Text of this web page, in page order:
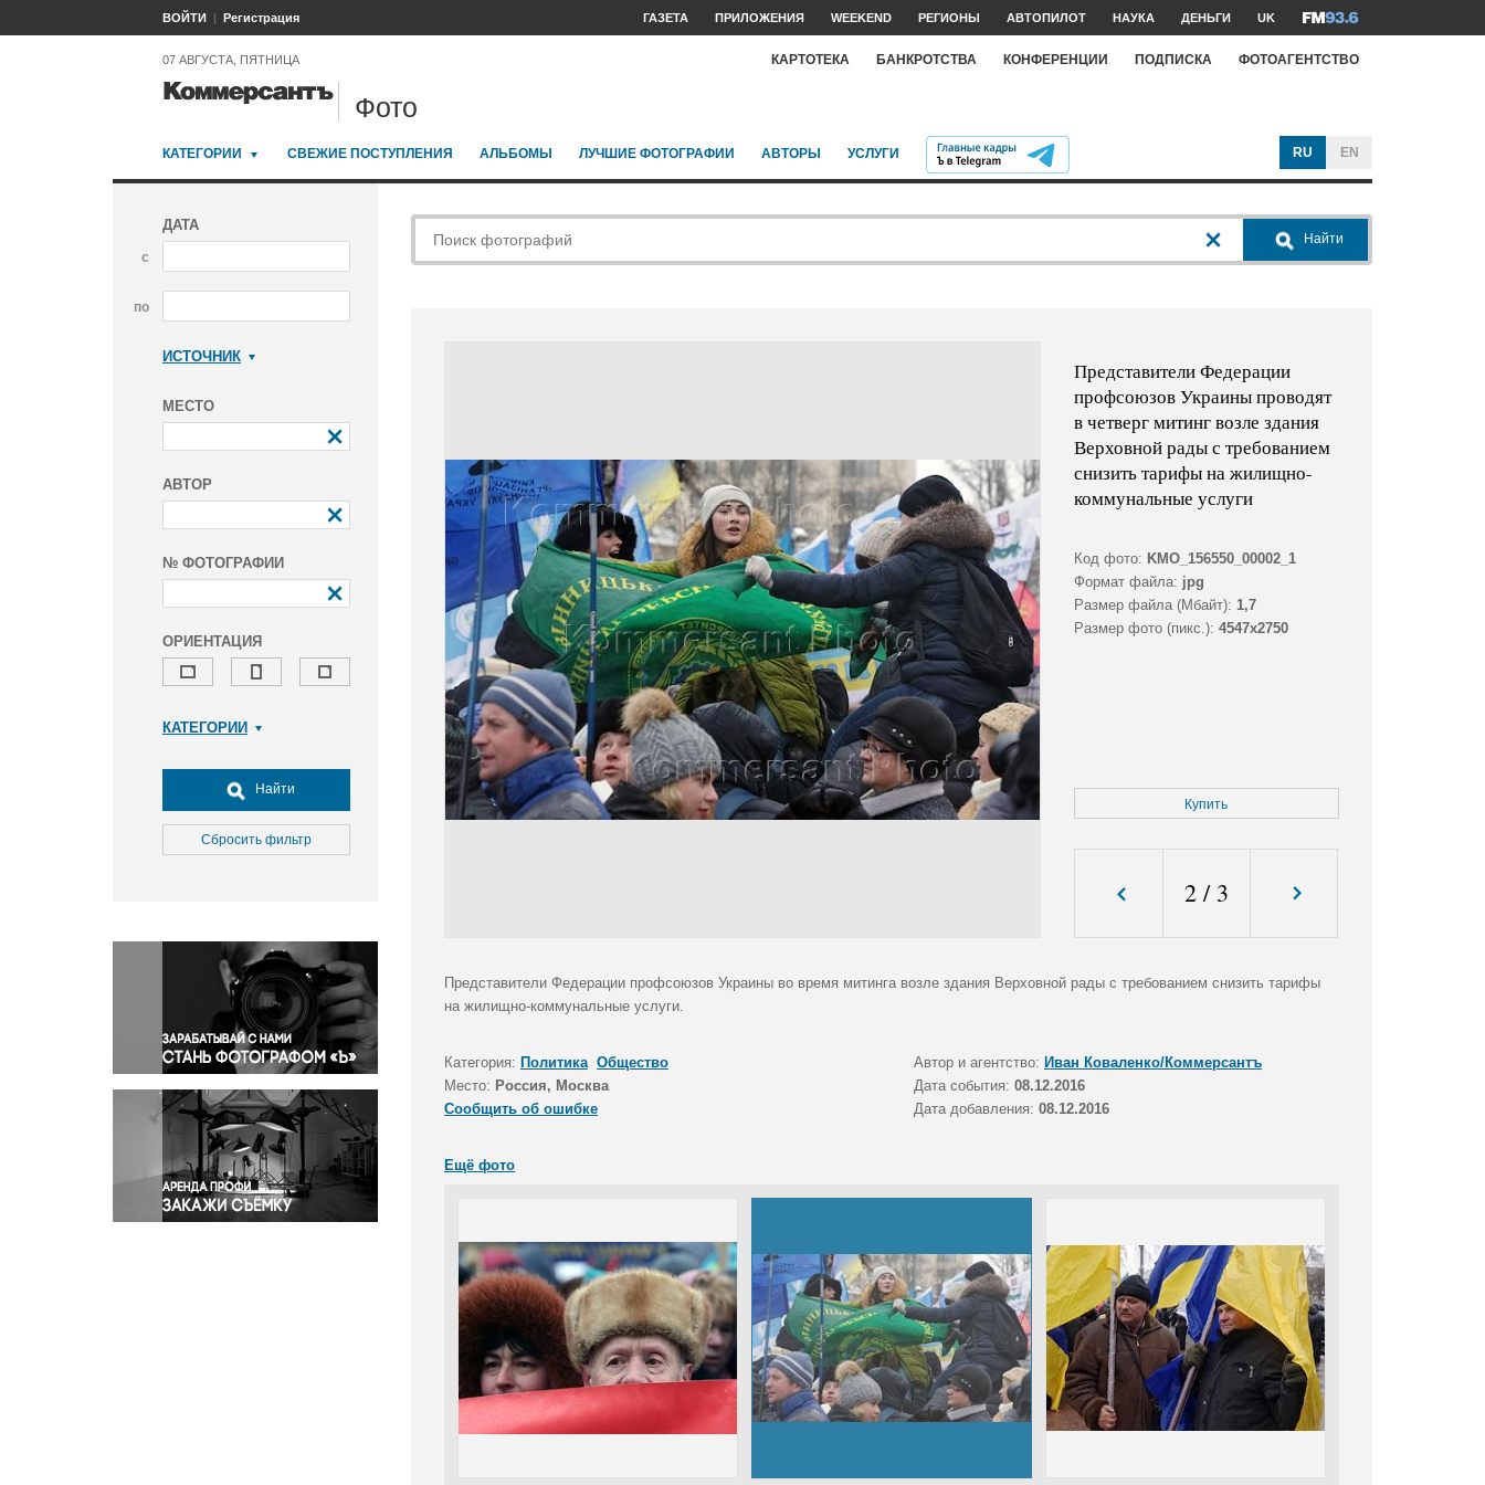
ВОЙТИ Регистрация ГАЗЕТА ПРИЛОЖЕНИЯ WEEKEND РЕГИОНЫ АВТОПИЛОТ НАУКА ДЕНЬГИ UK
07 АВГУСТА, ПЯТНИЦА КАРТОТЕКА БАНКРОТСТВА КОНФЕРЕНЦИИ ПОДПИСКА ФОТОАГЕНТСТВО
Фото
КАТЕГОРИИ СВЕЖИЕ ПОСТУПЛЕНИЯ АЛЬБОМЫ ЛУЧШИЕ ФОТОГРАФИИ АВТОРЫ УСЛУГИ RU EN
ДАТА
с
по
ИСТОЧНИК
МЕСТО
АВТОР
№ ФОТОГРАФИИ
ОРИЕНТАЦИЯ
КАТЕГОРИИ
Досуг, туризм и отдых
Культура
Медицина
Окружающая среда
Политика
Правосудие
Происшествия и конфликты
Религия
Светская жизнь
Спорт
Экология
Экономика и бизнес
Найти
Сбросить фильтр
Найти
Представители Федерации
профсоюзов Украины проводят
в четверг митинг возле здания
Верховной рады с требованием
снизить тарифы на жилищно-
коммунальные услуги
Код фото: KMO_156550_00002_1
Формат файла: jpg
Размер файла (Мбайт): 1,7
Размер фото (пикс.): 4547x2750
Купить
2/ 3
Представители Федерации профсоюзов Украины во время митинга возле здания Верховной рады с требованием снизить тарифы
на жилищно-коммунальные услуги.
Категория: Политика Общество Автор и агентство: Иван Коваленко/Коммерсантъ
Место: Россия, Москва Дата события: 08.12.2016
Сообщить об ошибке
Дата добавления: 08.12.2016
Ещё фото